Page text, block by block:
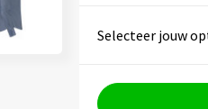
Selecteer jouw